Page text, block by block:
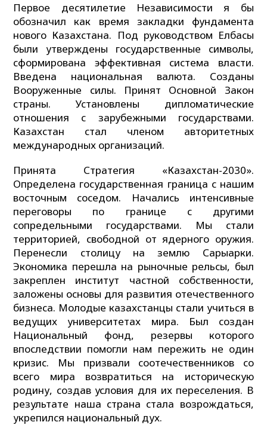
Первое десятилетие Независимости я бы
обозначил как время закладки фундамента
нового Казахстана. Под руководством Елбасы
были утверждены государственные символы,
сформирована эффективная система власти.
Введена национальная валюта. Созданы
Вооруженные силы. Принят Основной Закон
страны. Установлены дипломатические
отношения с зарубежными государствами.
Казахстан стал членом авторитетных
международных организаций.
Принята Стратегия «Казахстан-2030».
Определена государственная граница с нашим
восточным соседом. Начались интенсивные
переговоры по границе с другими
сопредельными государствами. Мы стали
территорией, свободной от ядерного оружия.
Перенесли столицу на землю Сарыарки.
Экономика перешла на рыночные рельсы, был
закреплен институт частной собственности,
заложены основы для развития отечественного
бизнеса. Молодые казахстанцы стали учиться в
ведущих университетах мира. Был создан
Национальный фонд, резервы которого
впоследствии помогли нам пережить не один
кризис. Мы призвали соотечественников со
всего мира возвратиться на историческую
родину, создав условия для их переселения. В
результате наша страна стала возрождаться,
укрепился нацио­нальный дух.